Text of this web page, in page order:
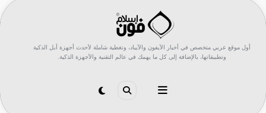
أول موقع عربي متخصص في أخبار الآيفون والآيباد، وتغطية شاملة لأحدث أجهزة أبل الذكية
وتطبيقاتها، بالإضافة إلى كل ما يهمك في عالم التقنية والأجهزة الذكية.